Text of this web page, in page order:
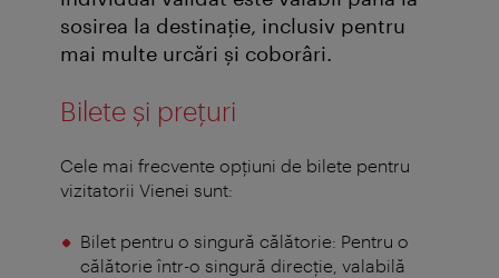
sosirea la destinație, inclusiv pentru
mai multe urcări şi coborâri.
Bilete și prețuri
Cele mai frecvente opțiuni de bilete pentru
vizitatorii Vienei sunt:
Bilet pentru o singură călătorie: Pentru o
călătorie într-o singură direcție, valabilă